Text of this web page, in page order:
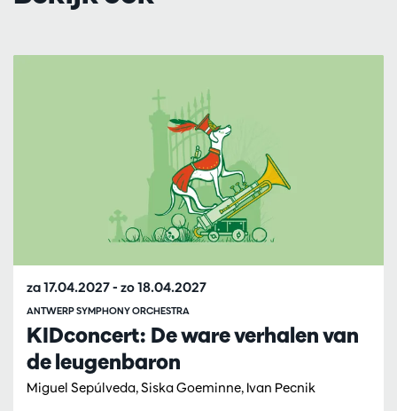
KIDconcert: De ware verhalen van
de leugenbaron
Miguel Sepúlveda, Siska Goeminne, Ivan Pecnik
ANTWERP SYMPHONY ORCHESTRA
za 17.04.2027- zo 18.04.2027